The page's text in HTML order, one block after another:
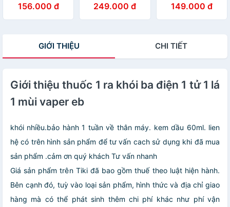
Bản, Đầu Lọc Đa
Năng Dùng
Vừa & Nhỏ. Sử
156.000 đ
sợi và diếu đều
được
249.000 đ
Thành Nhi
STN7474
149.000 đ
GIỚI THIỆU CHI TIẾT
Giới thiệu thuốc 1 ra khói ba điện 1 tử 1 lá
1 mùi vaper eb
khói nhiều.bảo hành 1 tuần về thân máy. kem dầu 60ml. lien
hệ có trên hình sản phẩm để tư vấn cach sử dụng khi đã mua
sản phẩm .cảm ơn quý khách Tư vấn nhanh
Giá sản phẩm trên Tiki đã bao gồm thuế theo luật hiện hành.
Bên cạnh đó, tuỳ vào loại sản phẩm, hình thức và địa chỉ giao
hàng mà có thể phát sinh thêm chi phí khác như phí vận